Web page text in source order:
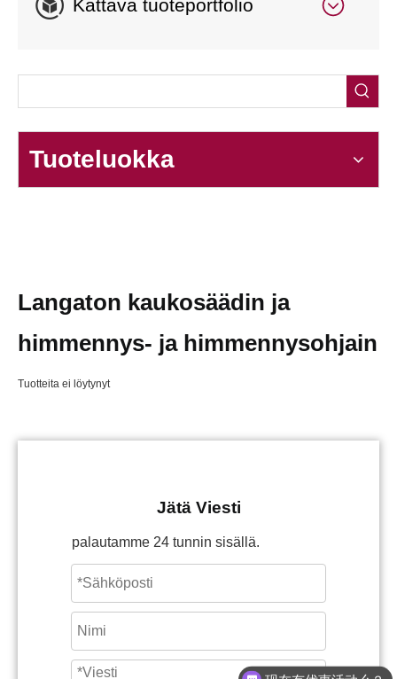
Kattava tuoteportfolio
Tuoteluokka
Langaton kaukosäädin ja
himmennys- ja himmennysohjain
Tuotteita ei löytynyt
Jätä Viesti
palautamme 24 tunnin sisällä.